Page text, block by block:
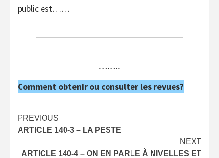
public est……
……..
Comment obtenir ou consulter les revues?
Post
navigation
PREVIOUS
ARTICLE 140-3 – LA PESTE
NEXT
ARTICLE 140-4 – ON EN PARLE À NIVELLES ET